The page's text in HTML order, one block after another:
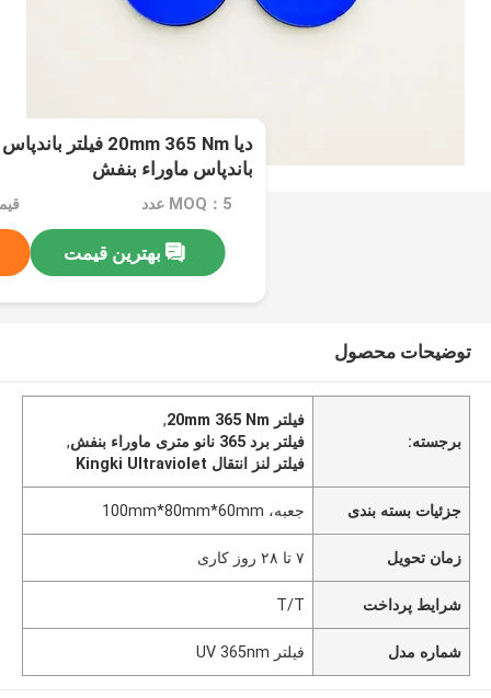
باندپاس ماوراء بنفش
MOQ：5 عدد
بهترین قیمت
توضیحات محصول
برجسته:
فیلتر 20mm 365 Nm
,
فیلتر برد 365 نانو متری ماوراء بنفش
,
فیلتر لنز انتقال Kingki Ultraviolet
جزئیات بسته بندی جعبه، 100mm*80mm*60mm
زمان تحویل ۷ تا ۲۸ روز کاری
شرایط پرداخت T/T
شماره مدل فیلتر UV 365nm